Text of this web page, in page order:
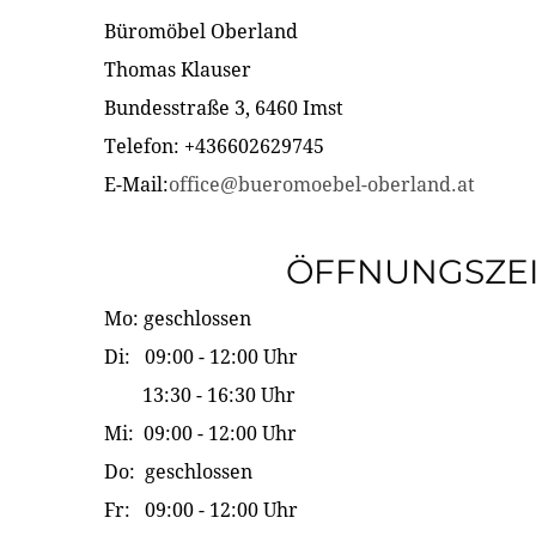
Büromöbel Oberland
Thomas Klauser
Bundesstraße 3, 6460 Imst
Telefon: +436602629745
E-Mail:office@bueromoebel-oberland.at
Mo: geschlossen
Di: 09:00 - 12:00 Uhr
13:30 - 16:30 Uhr
Mi: 09:00 - 12:00 Uhr
Do: geschlossen
Fr: 09:00 - 12:00 Uhr